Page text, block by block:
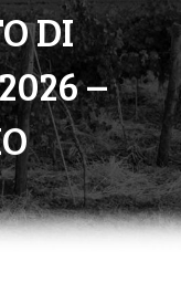
DI
–